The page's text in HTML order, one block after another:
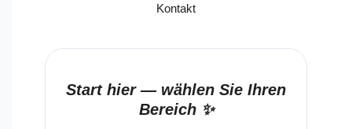
Kontakt
Start hier — wählen Sie Ihren
Bereich ✨